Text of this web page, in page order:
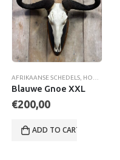
AFRIKAANSE SCHEDELS HOORNDRAGERS
Blauwe Gnoe XXL
€200,00
ADD TO CART